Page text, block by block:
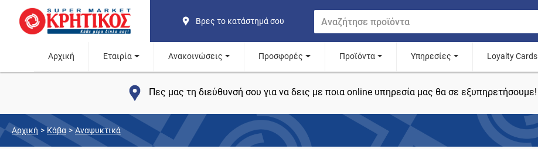
Βρες το κατάστημά σου
Αρχική Εταιρία Ανακοινώσεις Προσφορές Προϊόντα Υπηρεσίες Loyalty Cards
Πες μας τη διεύθυνσή σου για να δεις με ποια online υπηρεσία μας θα σε εξυπηρετήσουμε!
Αρχική > Κάβα > Αναψυκτικά